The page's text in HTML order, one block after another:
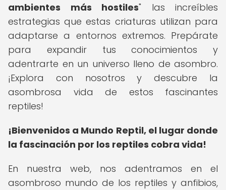
ambientes más hostiles" las increíbles
estrategias que estas criaturas utilizan para
adaptarse a entornos extremos. Prepárate
para expandir tus conocimientos y
adentrarte en un universo lleno de asombro.
¡Explora con nosotros y descubre la
asombrosa vida de estos fascinantes
reptiles!
¡Bienvenidos a Mundo Reptil, el lugar donde
la fascinación por los reptiles cobra vida!
En nuestra web, nos adentramos en el
asombroso mundo de los reptiles y anfibios,